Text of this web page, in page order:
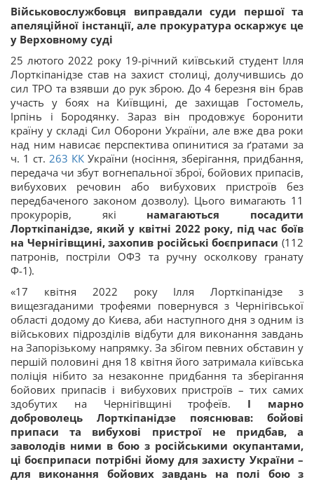
Військовослужбовця виправдали суди першої та
апеляційної інстанції, але прокуратура оскаржує це
у Верховному суді
25 лютого 2022 року 19-річний київський студент Ілля
Лорткіпанідзе став на захист столиці, долучившись до
сил ТРО та взявши до рук зброю. До 4 березня він брав
участь у боях на Київщині, де захищав Гостомель,
Ірпінь і Бородянку. Зараз він продовжує боронити
країну у складі Сил Оборони України, але вже два роки
над ним нависає перспектива опинитися за ґратами за
ч. 1 ст. 263 КК України (носіння, зберігання, придбання,
передача чи збут вогнепальної зброї, бойових припасів,
вибухових речовин або вибухових пристроїв без
передбаченого законом дозволу). Цього вимагають 11
прокурорів, які намагаються посадити
Лорткіпанідзе, який у квітні 2022 року, під час боїв
на Чернігівщині, захопив російські боєприпаси (112
патронів, постріли ОФЗ та ручну осколкову гранату
Ф-1).
«17 квітня 2022 року Ілля Лорткіпанідзе з
вищезгаданими трофеями повернувся з Чернігівської
області додому до Києва, аби наступного дня з одним із
військових підрозділів відбути для виконання завдань
на Запорізькому напрямку. За збігом певних обставин у
першій половині дня 18 квітня його затримала київська
поліція нібито за незаконне придбання та зберігання
бойових припасів і вибухових пристроїв – тих самих
здобутих на Чернігівщині трофеїв. І марно
доброволець Лорткіпанідзе пояснював: бойові
припаси та вибухові пристрої не придбав, а
заволодів ними в бою з російськими окупантами,
ці боєприпаси потрібні йому для захисту України –
для виконання бойових завдань на полі бою з